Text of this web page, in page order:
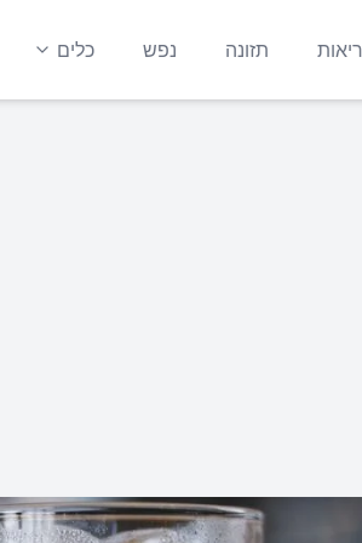
תזונה נפש כלים